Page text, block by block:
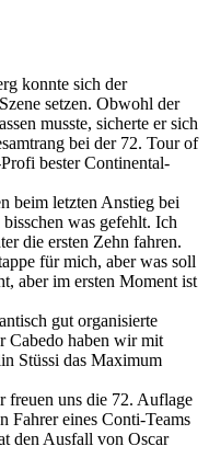
konnte sich der
setzen. Obwohl der
musste, sicherte er sich
bei der 72. Tour of
bester Continental-
beim letzten Anstieg bei
was gefehlt. Ich
die ersten Zehn fahren.
für mich, aber was soll
aber im ersten Moment ist
gut organisierte
Cabedo haben wir mit
Stüssi das Maximum
freuen uns die 72. Auflage
Fahrer eines Conti-Teams
den Ausfall von Oscar